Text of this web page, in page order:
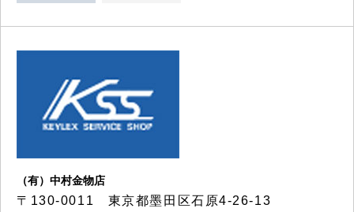
（有）中村金物店
〒130-0011 東京都墨田区石原4-26-13